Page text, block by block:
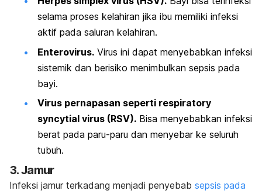
selama proses kelahiran jika ibu memiliki infeksi
aktif pada saluran kelahiran.
Enterovirus. Virus ini dapat menyebabkan infeksi
sistemik dan berisiko menimbulkan sepsis pada
bayi.
Virus pernapasan seperti respiratory
syncytial virus (RSV). Bisa menyebabkan infeksi
berat pada paru-paru dan menyebar ke seluruh
tubuh.
3.Jamur
Infeksi jamur terkadang menjadi penyebab sepsis pada